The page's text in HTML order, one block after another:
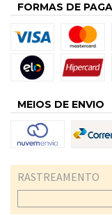
FORMAS DE
MEIOS DE ENVIO
RASTREAMENTO